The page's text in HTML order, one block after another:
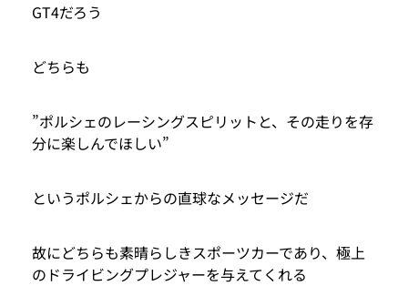
GT4だろう
どちらも
”ポルシェのレーシングスピリットと、その走りを存
分に楽しんでほしい”
というポルシェからの直球なメッセージだ
故にどちらも素晴らしきスポーツカーであり、極上
のドライビングプレジャーを与えてくれる